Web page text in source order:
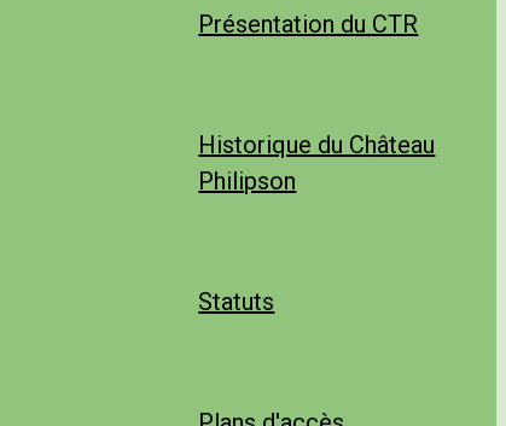
Présentation du CTR
Historique du Château
Philipson
Statuts